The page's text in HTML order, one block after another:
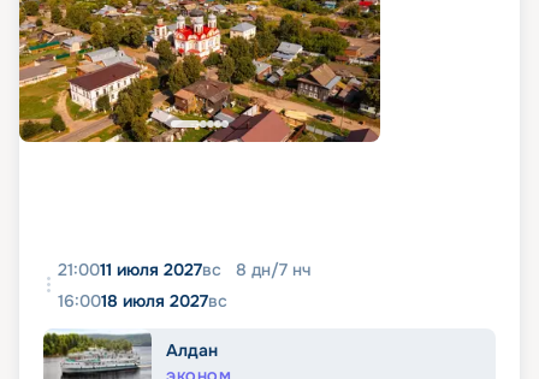
21:0011 июля 2027вс 8 дн/7 нч
16:0018 июля 2027вс
Алдан